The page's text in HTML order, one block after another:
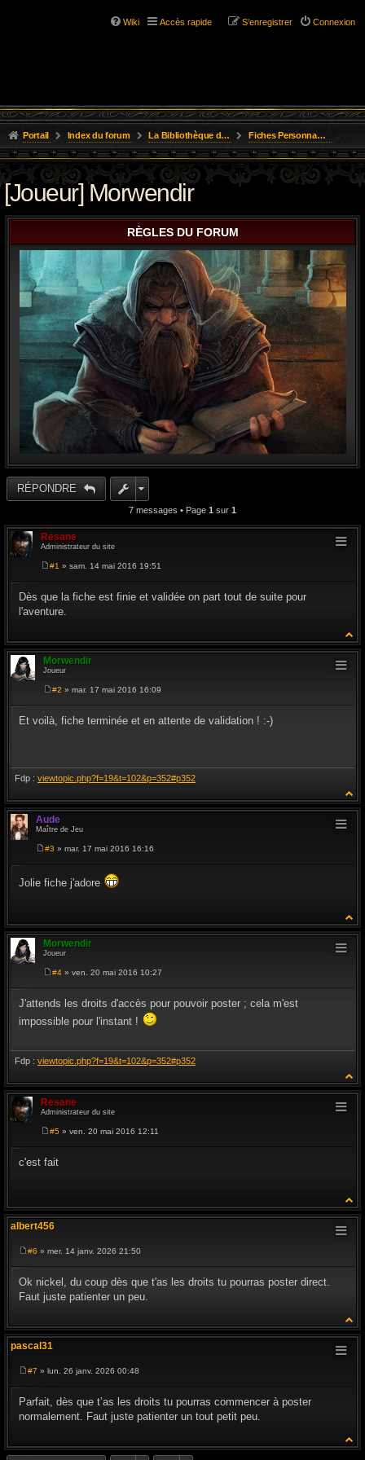
Wiki Accès rapide Connexion
S’enregistrer
Portail Index du forum La Bibliothèque de l'Aube Fiches Personnages Inscription
[Joueur] Morwendir
RÈGLES DU FORUM
RÉPONDRE
7 messages • Page 1 sur 1
Resane
Administrateur du site
s
a
#1 » sam. 14 mai 2016 19:51
Dès que la fiche est finie et validée on part tout de suite pour
l'aventure.
Morwendir
Joueur
s
s
#2 » mar. 17 mai 2016 16:09
Et voilà, fiche terminée et en attente de validation ! :-)
Fdp : viewtopic.php?f=19&t=102&p=352#p352
Aude
Maître de Jeu
s
#3 » mar. 17 mai 2016 16:16
Jolie fiche j'adore
Morwendir
Joueur
s
s
a
#4» ven. 20 mai 2016 10:27
J'attends les droits d'accès pour pouvoir poster ; cela m'est
impossible pour l'instant !
Fdp : viewtopic.php?f=19&t=102&p=352#p352
Resane
Administrateur du site
s
#5» ven. 20 mai 2016 12:11
c'est fait
albert456
e
s
s
a
#6 » mer. 14 janv. 2026 21:50
Ok nickel, du coup dès que t'as les droits tu pourras poster direct.
Faut juste patienter un peu.
pascal31
s
a
#7 » lun. 26 janv. 2026 00:48
Parfait, dès que t’as les droits tu pourras commencer à poster
normalement. Faut juste patienter un tout petit peu.